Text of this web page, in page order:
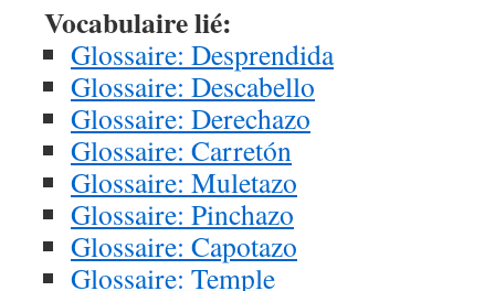
Vocabulaire lié:
Glossaire: Desprendida
Glossaire: Descabello
Glossaire: Derechazo
Glossaire: Carretón
Glossaire: Muletazo
Glossaire: Pinchazo
Glossaire: Capotazo
Glossaire: Temple